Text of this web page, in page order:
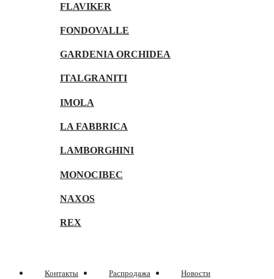
FLAVIKER
FONDOVALLE
GARDENIA ORCHIDEA
ITALGRANITI
IMOLA
LA FABBRICA
LAMBORGHINI
MONOCIBEC
NAXOS
REX
Контакты Распродажа
Новости